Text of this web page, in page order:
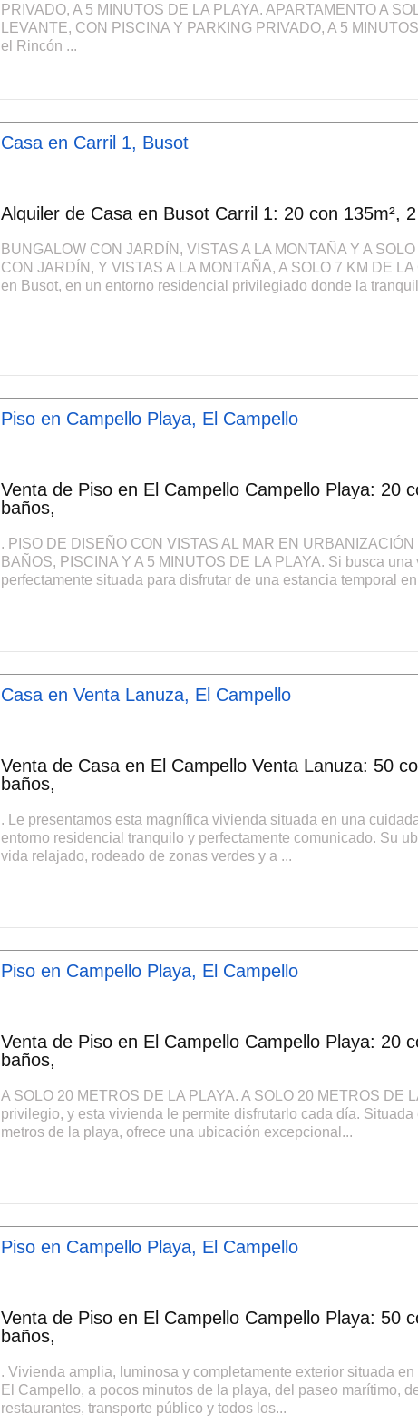
PRIVADO, A 5 MINUTOS DE LA PLAYA. APARTAMENTO A
LEVANTE, CON PISCINA Y PARKING PRIVADO, A 5
el Rincón ...
Casa en Carril 1, Busot
Alquiler de Casa en Busot Carril 1: 20 con 135m²,
BUNGALOW CON JARDÍN, VISTAS A LA MONTAÑA Y A
CON JARDÍN, Y VISTAS A LA MONTAÑA, A SOLO 7 KM DE
en Busot, en un entorno residencial privilegiado donde la
Piso en Campello Playa, El Campello
Venta de Piso en El Campello Campello Playa: 20
baños,
. PISO DE DISEÑO CON VISTAS AL MAR EN
BAÑOS, PISCINA Y A 5 MINUTOS DE LA PLAYA. Si busca
perfectamente situada para disfrutar de una estancia temporal
Casa en Venta Lanuza, El Campello
Venta de Casa en El Campello Venta Lanuza: 50
baños,
. Le presentamos esta magnífica vivienda situada en una
entorno residencial tranquilo y perfectamente comunicado. Su
vida relajado, rodeado de zonas verdes y a ...
Piso en Campello Playa, El Campello
Venta de Piso en El Campello Campello Playa: 20
baños,
A SOLO 20 METROS DE LA PLAYA. A SOLO 20 METROS DE
privilegio, y esta vivienda le permite disfrutarlo cada día.
metros de la playa, ofrece una ubicación excepcional...
Piso en Campello Playa, El Campello
Venta de Piso en El Campello Campello Playa: 50
baños,
. Vivienda amplia, luminosa y completamente exterior situada
El Campello, a pocos minutos de la playa, del paseo marítimo,
restaurantes, transporte público y todos los...